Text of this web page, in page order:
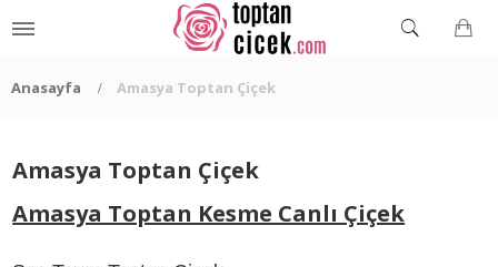
Anasayfa Amasya Toptan Çiçek
Amasya Toptan Çiçek
Amasya Toptan Kesme Canlı Çiçek